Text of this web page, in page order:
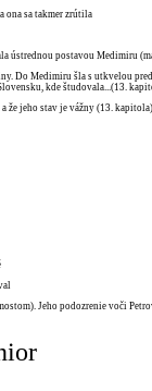
ona sa takmer zrútila
ústrednou postavou Medimiru
Do Medimiru šla s utkvelou
kde študovala...(13.
že jeho stav je vážny (13. kapitola)
Jeho podozrenie voči